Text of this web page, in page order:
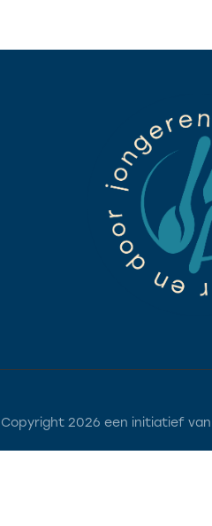
Copyright 2026 een initiatief van